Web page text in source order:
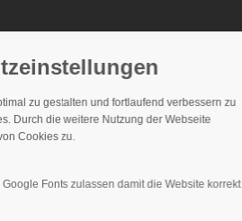
zu gestalten und fortlaufend verbessern zu
Durch die weitere Nutzung der Webseite
Cookies zu.
Fonts zulassen damit die Website korrekt
Ausflüge & Feste feiern
Veranstaltungen Kontakt